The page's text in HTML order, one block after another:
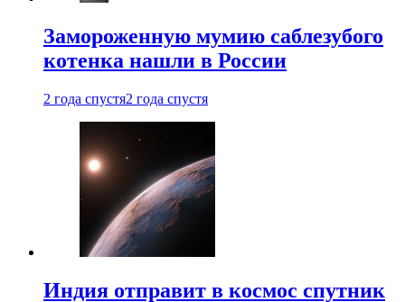
Замороженную мумию саблезубого
котенка нашли в России
2 года спустя2 года спустя
Индия отправит в космос спутник